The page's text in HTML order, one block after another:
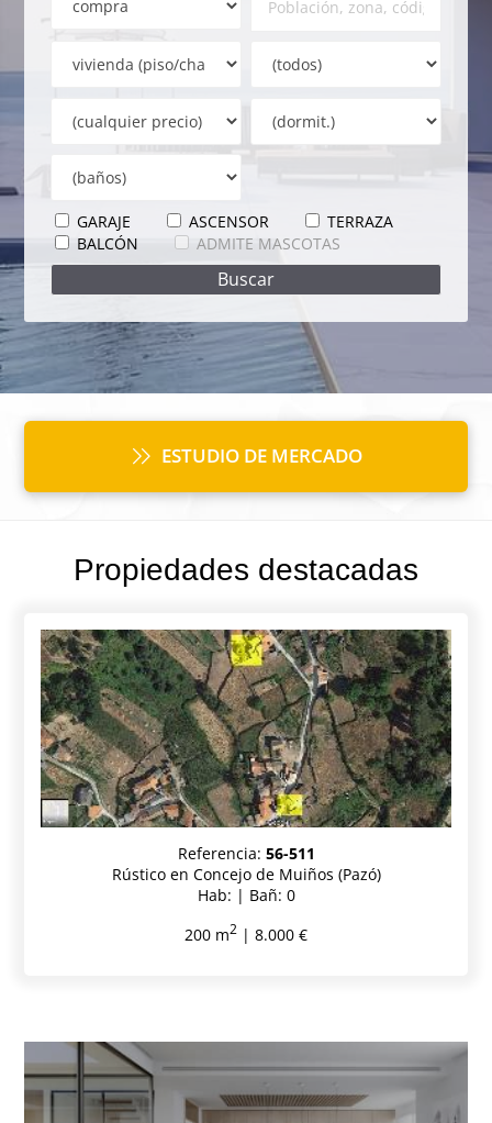
GARAJE ASCENSOR
TERRAZA
BALCÓN
ADMITE MASCOTAS
ESTUDIO DE MERCADO
Propiedades destacadas
Referencia: 56-511
Rústico en Concejo de Muiños (Pazó)
Hab: | Bañ: 0
200 m2 | 8.000 €